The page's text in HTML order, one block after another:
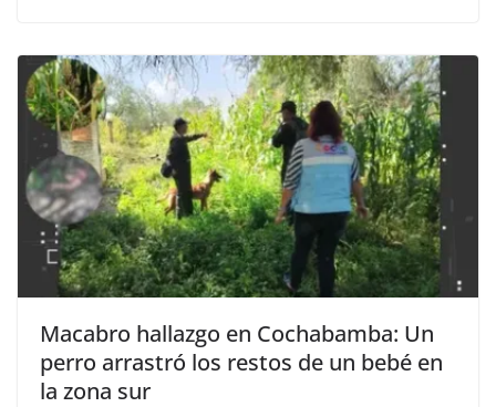
Macabro hallazgo en Cochabamba: Un
perro arrastró los restos de un bebé en
la zona sur